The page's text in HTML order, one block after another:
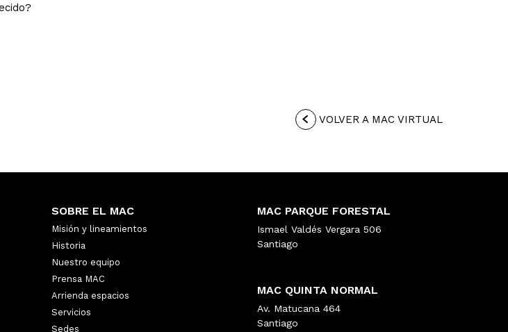
VOLVER A MAC VIRTUAL
SOBRE EL MAC
Misión y lineamientos
Historia
Nuestro equipo
Prensa MAC
Arrienda espacios
Servicios
Sedes
MAC PARQUE FORESTAL
Ismael Valdés Vergara 506
Santiago
MAC QUINTA NORMAL
Av. Matucana 464
Santiago